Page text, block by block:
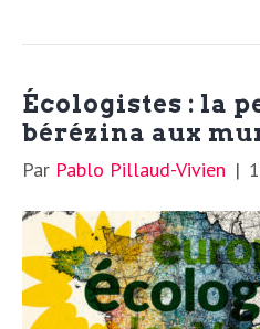
Écologistes : la
bérézina aux
Par Pablo Pillaud-Vivien |